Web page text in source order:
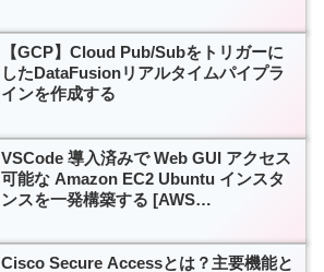
【GCP】Cloud Pub/Subをトリガーに
したDataFusionリアルタイムパイプラ
インを作成する
VSCode 導入済みで Web GUI アクセス
可能な Amazon EC2 Ubuntu インスタ
ンスを一発構築する [AWS
Cisco Secure Accessとは？主要機能と